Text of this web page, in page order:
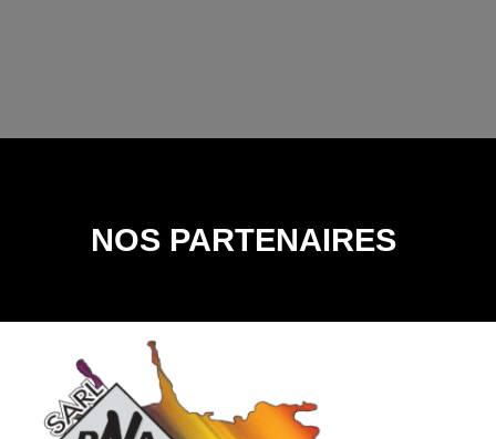
NOS PARTENAIRES